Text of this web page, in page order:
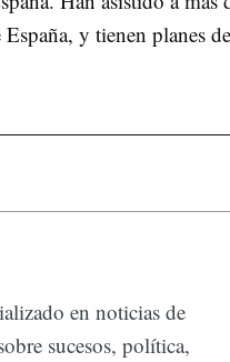
y tienen planes de
en noticias de
sucesos, política,